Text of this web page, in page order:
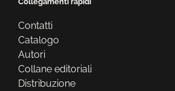
Contatti
Catalogo
Autori
Collane editoriali
Distribuzione